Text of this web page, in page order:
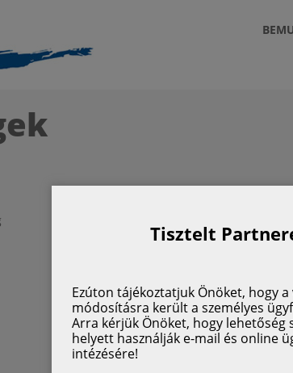
Tisztelt
Ezúton tájékoztatjuk Önöket, hogy
módosításra került a személyes
Arra kérjük Önöket, hogy lehetőség
helyett használják e-mail és online
intézésére!